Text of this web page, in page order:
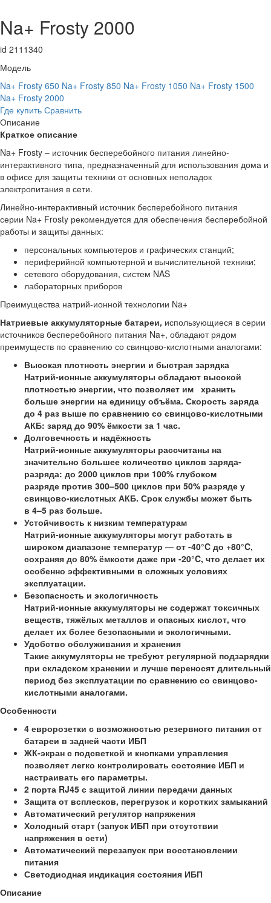
Na+ Frosty 2000
id 2111340
Модель
Na+ Frosty 650 Na+ Frosty 850 Na+ Frosty 1050 Na+ Frosty 1500
Na+ Frosty 2000
Где купить Сравнить
Описание
Краткое описание
Na+ Frosty – источник бесперебойного питания линейно-
интерактивного типа, предназначенный для использования дома и
в офисе для защиты техники от основных неполадок
электропитания в сети.
Линейно-интерактивный источник бесперебойного питания
серии Na+ Frosty рекомендуется для обеспечения бесперебойной
работы и защиты данных:
персональных компьютеров и графических станций;
периферийной компьютерной и вычислительной техники;
сетевого оборудования, систем NAS
лабораторных приборов
Преимущества натрий-ионной технологии Na+
Натриевые аккумуляторные батареи, использующиеся в серии
источников бесперебойного питания Na+, обладают рядом
преимуществ по сравнению со свинцово-кислотными аналогами:
Высокая плотность энергии и быстрая зарядка
Натрий-ионные аккумуляторы обладают высокой
плотностью энергии, что позволяет им хранить
больше энергии на единицу объёма. Скорость заряда
до 4 раз выше по сравнению со свинцово-кислотными
АКБ: заряд до 90% ёмкости за 1 час.
Долговечность и надёжность
Натрий-ионные аккумуляторы рассчитаны на
значительно большее количество циклов заряда-
разряда: до 2000 циклов при 100% глубоком
разряде против 300–500 циклов при 50% разряде у
свинцово-кислотных АКБ. Срок службы может быть
в 4–5 раз больше.
Устойчивость к низким температурам
Натрий-ионные аккумуляторы могут работать в
широком диапазоне температур — от -40°C до +80°C,
сохраняя до 80% ёмкости даже при -20°C, что делает их
особенно эффективными в сложных условиях
эксплуатации.
Безопасность и экологичность
Натрий-ионные аккумуляторы не содержат токсичных
веществ, тяжёлых металлов и опасных кислот, что
делает их более безопасными и экологичными.
Удобство обслуживания и хранения
Такие аккумуляторы не требуют регулярной подзарядки
при складском хранении и лучше переносят длительный
период без эксплуатации по сравнению со свинцово-
кислотными аналогами.
Особенности
4 евророзетки с возможностью резервного питания от
батареи в задней части ИБП
ЖК-экран с подсветкой и кнопками управления
позволяет легко контролировать состояние ИБП и
настраивать его параметры.
2 порта RJ45 с защитой линии передачи данных
Защита от всплесков, перегрузок и коротких замыканий
Автоматический регулятор напряжения
Холодный старт (запуск ИБП при отсутствии
напряжения в сети)
Автоматический перезапуск при восстановлении
питания
Светодиодная индикация состояния ИБП
Описание